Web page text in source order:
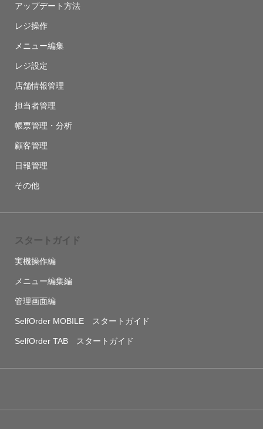
アップデート方法
レジ操作
メニュー編集
レジ設定
店舗情報管理
担当者管理
帳票管理・分析
顧客管理
日報管理
その他
スタートガイド
実機操作編
メニュー編集編
管理画面編
SelfOrder MOBILE スタートガイド
SelfOrder TAB スタートガイド